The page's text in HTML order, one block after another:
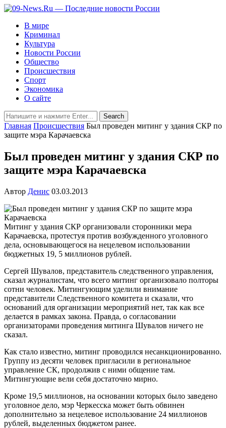
В мире
Криминал
Культура
Новости России
Общество
Происшествия
Спорт
Экономика
О сайте
Главная Происшествия Был проведен митинг у здания СКР по
защите мэра Карачаевска
Был проведен митинг у здания СКР по
защите мэра Карачаевска
Автор Денис 03.03.2013
Митинг у здания СКР организовали сторонники мера
Карачаевска, протестуя против возбужденного уголовного
дела, основывающегося на нецелевом использовании
бюджетных 19, 5 миллионов рублей.
Сергей Шувалов, представитель следственного управления,
сказал журналистам, что всего митинг организовало полторы
сотни человек. Митингующим уделили внимание
представители Следственного комитета и сказали, что
оснований для организации мероприятий нет, так как все
делается в рамках закона. Правда, о согласовании
организаторами проведения митинга Шувалов ничего не
сказал.
Как стало известно, митинг проводился несанкционированно.
Группу из десяти человек пригласили в региональное
управление СК, продолжив с ними общение там.
Митингующие вели себя достаточно мирно.
Кроме 19,5 миллионов, на основании которых было заведено
уголовное дело, мэр Черкесска может быть обвинен
дополнительно за нецелевое использование 24 миллионов
рублей, выделенных бюджетом ранее.